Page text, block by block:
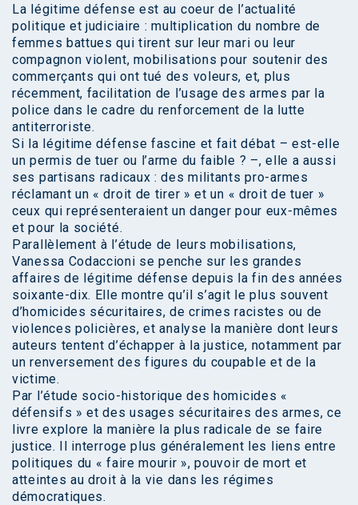
La légitime défense est au coeur de l’actualité
politique et judiciaire : multiplication du nombre de
femmes battues qui tirent sur leur mari ou leur
compagnon violent, mobilisations pour soutenir des
commerçants qui ont tué des voleurs, et, plus
récemment, facilitation de l’usage des armes par la
police dans le cadre du renforcement de la lutte
antiterroriste.
Si la légitime défense fascine et fait débat – est-elle
un permis de tuer ou l’arme du faible ? –, elle a aussi
ses partisans radicaux : des militants pro-armes
réclamant un « droit de tirer » et un « droit de tuer »
ceux qui représenteraient un danger pour eux-mêmes
et pour la société.
Parallèlement à l’étude de leurs mobilisations,
Vanessa Codaccioni se penche sur les grandes
affaires de légitime défense depuis la fin des années
soixante-dix. Elle montre qu’il s’agit le plus souvent
d’homicides sécuritaires, de crimes racistes ou de
violences policières, et analyse la manière dont leurs
auteurs tentent d’échapper à la justice, notamment par
un renversement des figures du coupable et de la
victime.
Par l’étude socio-historique des homicides «
défensifs » et des usages sécuritaires des armes, ce
livre explore la manière la plus radicale de se faire
justice. Il interroge plus généralement les liens entre
politiques du « faire mourir », pouvoir de mort et
atteintes au droit à la vie dans les régimes
démocratiques.